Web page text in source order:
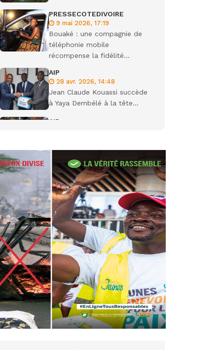
PRESSECOTEDIVOIRE
9 mai 2026, 17:19
Bouaké : une compagnie de
téléphonie mobile
récompense la fidélité...
AIP
28 avr. 2026, 14:48
Jean Claude Kouassi succède
à Yaya Dembélé à la tête...
AIP
Sadio Camara tué lors
d’attaques...
AIP
22 avr. 2026, 16:41
Des bureaux ravagés dans un
incendie survenu à la mairie...
AIP
10 avr. 2026, 09:48
Nommé Médiateur de la
République, Gaoussou Touré
prend officiellement fonction
AIP
13 mars 2026, 10:43
Nécrologie : décès de
Guillaume Houphouët-Boigny,
fils du Père fondateur...